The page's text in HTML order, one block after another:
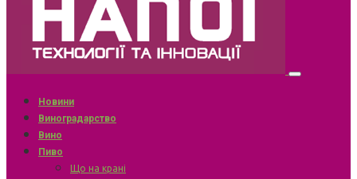
Новини
Виноградарство
Вино
Пиво
Що на крані